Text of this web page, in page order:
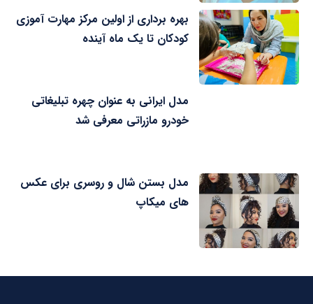
بهره برداری از اولین مرکز مهارت آموزی
کودکان تا یک ماه آینده
مدل ایرانی به عنوان چهره تبلیغاتی
خودرو مازراتی معرفی شد
مدل بستن شال و روسری برای عکس
های میکاپ